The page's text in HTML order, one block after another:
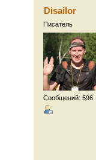
Disailor
Писатель
Сообщений: 596